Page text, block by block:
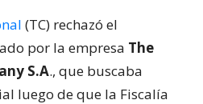
(TC) rechazó el
por la empresa The
S.A., que buscaba
luego de que la Fiscalía